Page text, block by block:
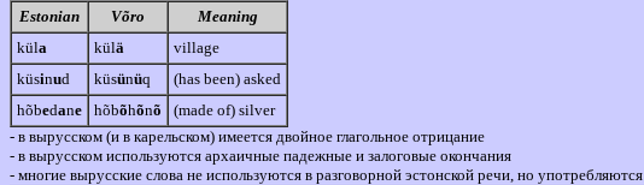
Estonian
Võro
Meaning
küla külä
village
küsinud küsünüq
(has been) asked
hõbedane hõbõhõnõ
(made of) silver
- в вырусском (и в карельском) имеется двойное глагольное отрицание
- в вырусском используются архаичные падежные и залоговые окончания
- многие вырусские слова не используются в разговорной эстонской речи, но